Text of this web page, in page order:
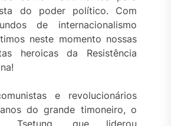
do poder político. Com
de internacionalismo
neste momento nossas
heroicas da Resistência
e revolucionários
do grande timoneiro, o